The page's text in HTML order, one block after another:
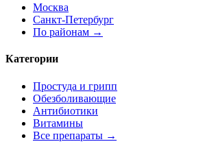
Москва
Санкт-Петербург
По районам →
Категории
Простуда и грипп
Обезболивающие
Антибиотики
Витамины
Все препараты →